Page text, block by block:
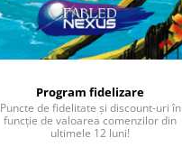
Program fidelizare
Puncte de fidelitate și discount-uri în
funcție de valoarea comenzilor din
ultimele 12 luni!